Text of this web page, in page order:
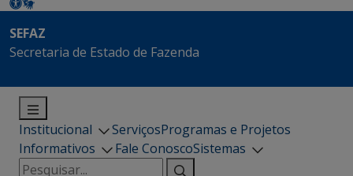
SEFAZ
Secretaria de Estado de Fazenda
Institucional ServiçosProgramas e Projetos
Informativos
Fale ConoscoSistemas
Pesquisar